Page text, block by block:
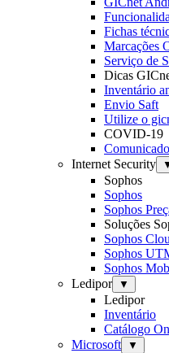
Fichas
Marcações
Serviço de
Dicas
Inventário
Envio Saft
Utilize o
COVID-19
Internet Security
Sophos
Sophos
Sophos
Soluções
Sophos
Sophos
Sophos
Ledipor
▼
Ledipor
Inventário
Catálogo
Microsoft
▼